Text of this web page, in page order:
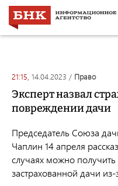
21:15, 14.04.2023 / право
Эксперт назвал
повреждении дачи
Председатель Союза
Чаплин 14 апреля
случаях можно
застрахованной дачи